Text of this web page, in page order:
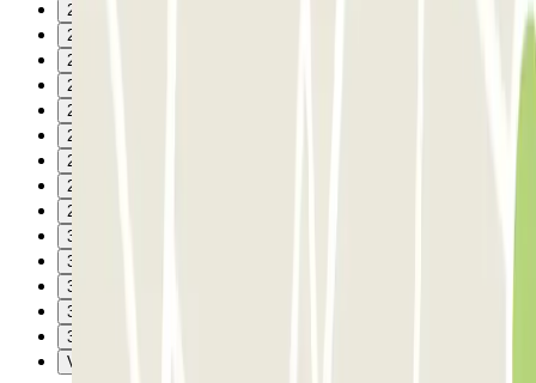
21
22
23
24
25
26
27
28
29
30
31
32
33
34
Verzenden